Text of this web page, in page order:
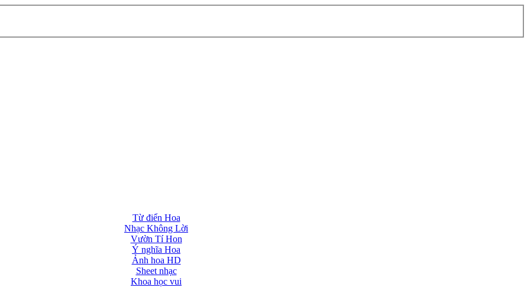
Từ điển Hoa
Nhạc Không Lời
Vườn Tí Hon
Ý nghĩa Hoa
Ảnh hoa HD
Sheet nhạc
Khoa học vui